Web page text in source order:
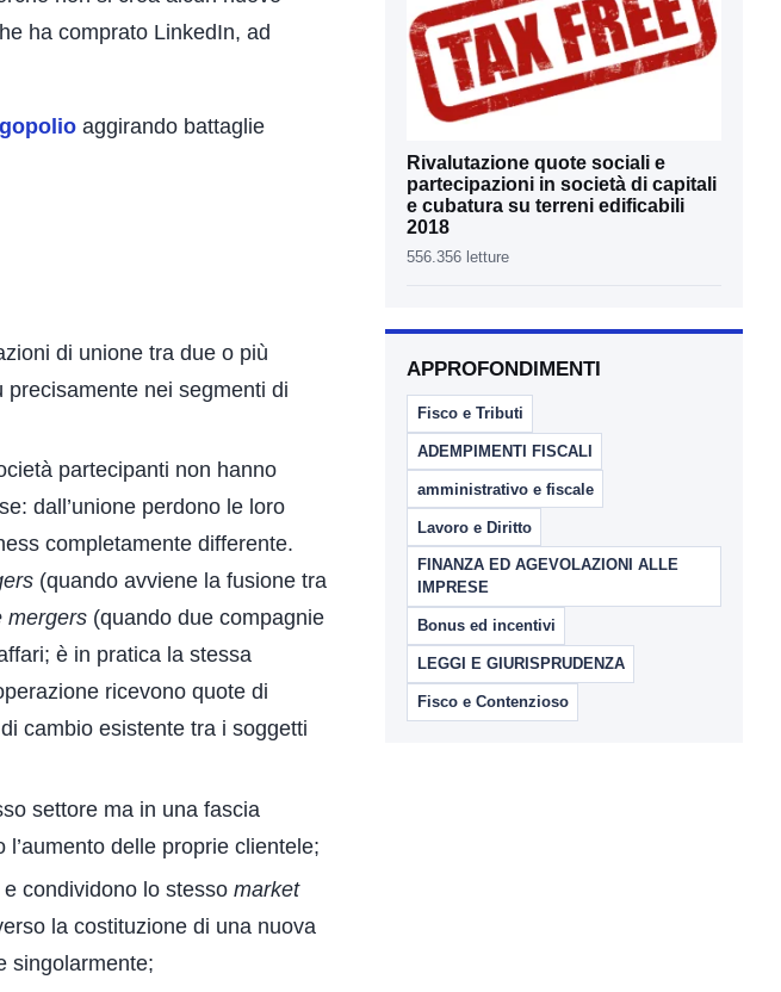
ha comprato LinkedIn, ad
aggirando battaglie
di unione tra due o più
nei segmenti di
partecipanti non hanno
dall’unione perdono le loro
completamente differente.
(quando avviene la fusione tra
mergers (quando due compagnie
è in pratica la stessa
ricevono quote di
cambio esistente tra i soggetti
settore ma in una fascia
delle proprie clientele;
condividono lo stesso market
la costituzione di una nuova
singolarmente;
Rivalutazione quote sociali e
partecipazioni in società di capitali
e cubatura su terreni edificabili
2018
556.356 letture
APPROFONDIMENTI
Fisco e Tributi
ADEMPIMENTI FISCALI
amministrativo e fiscale
Lavoro e Diritto
FINANZA ED AGEVOLAZIONI ALLE
IMPRESE
Bonus ed incentivi
LEGGI E GIURISPRUDENZA
Fisco e Contenzioso